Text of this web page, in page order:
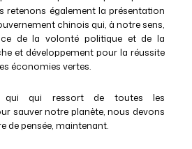
retenons également la présentation
chinois qui, à notre sens,
de la volonté politique et de la
et développement pour la réussite
économies vertes.
qui qui ressort de toutes les
sauver notre planète, nous devons
de pensée, maintenant.